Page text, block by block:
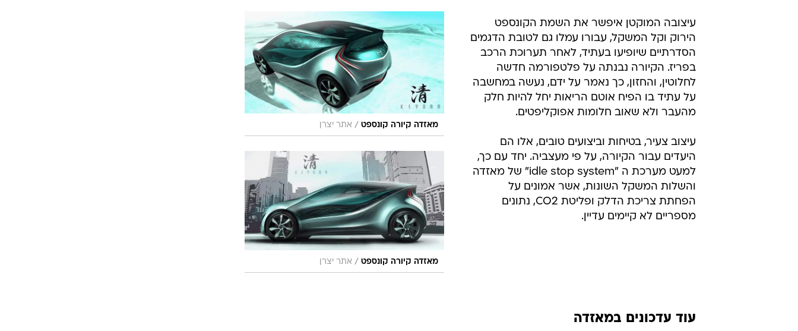
מאזדה קיורה קונספט / אתר יצרן
מאזדה קיורה קונספט / אתר יצרן
עיצובה המוקטן איפשר את השמת הקונספט
הירוק וקל המשקל, עבורו עמלו גם לטובת הדגמים
הסדרתיים שיופיעו בעתיד, לאחר תערוכת הרכב
בפריז. הקיורה נבנתה על פלטפורמה חדשה
לחלוטין, והחזון, כך נאמר על ידם, נעשה במחשבה
על עתיד בו הפיח אוטם הריאות יחל להיות חלק
מהעבר ולא שאוב חלומות אפוקליפטים.
עיצוב צעיר, בטיחות וביצועים טובים, אלו הם
היעדים עבור הקיורה, על פי מעצביה. יחד עם כך,
למעט מערכת ה "idle stop system" של מאזדה
והשלות המשקל השונות, אשר אמונים על
הפחתת צריכת הדלק ופליטת CO2, נתונים
מספריים לא קיימים עדיין.
עוד עדכונים במאזדה